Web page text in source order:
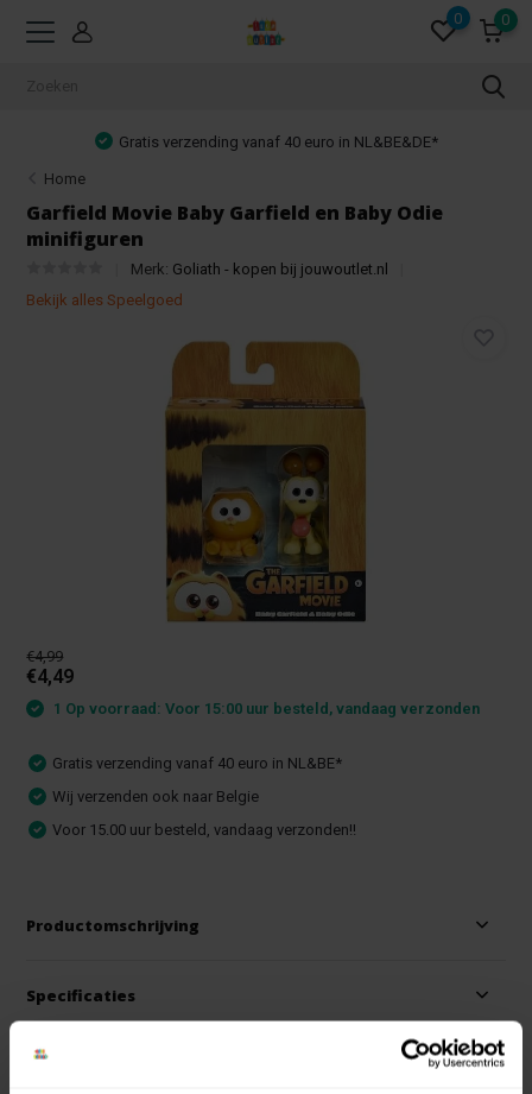
0 0
Gratis verzending vanaf 40 euro in NL&BE&DE*
Home
Garfield Movie Baby Garfield en Baby Odie
minifiguren
Merk: Goliath - kopen bij jouwoutlet.nl
Bekijk alles Speelgoed
€4,99
€4,49
1 Op voorraad: Voor 15:00 uur besteld, vandaag verzonden
Gratis verzending vanaf 40 euro in NL&BE*
Wij verzenden ook naar Belgie
Voor 15.00 uur besteld, vandaag verzonden!!
Productomschrijving
Specificaties
Reviews